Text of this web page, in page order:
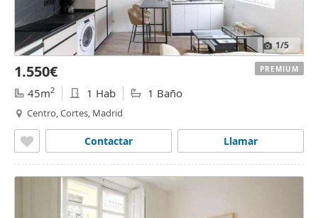
1/5
1.550€
45m2 1 Hab 1 Baño
Centro, Cortes, Madrid
Llamar
Contactar
PREMIUM